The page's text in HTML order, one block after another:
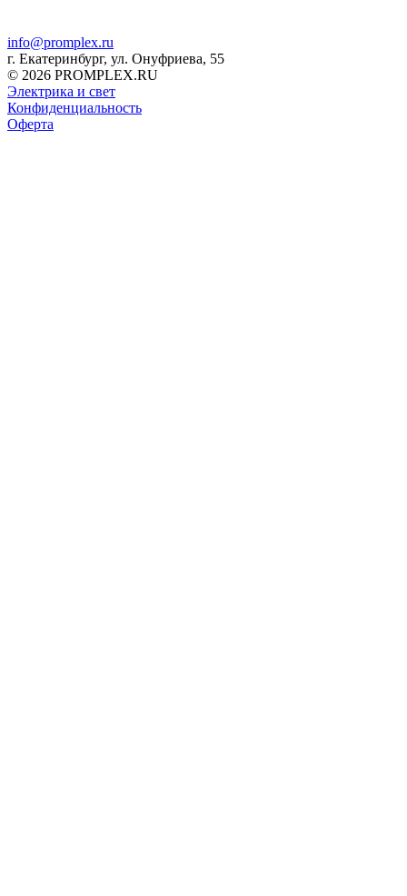
info@promplex.ru
г. Екатеринбург, ул. Онуфриева, 55
© 2026 PROMPLEX.RU
Электрика и свет
Конфиденциальность
Оферта